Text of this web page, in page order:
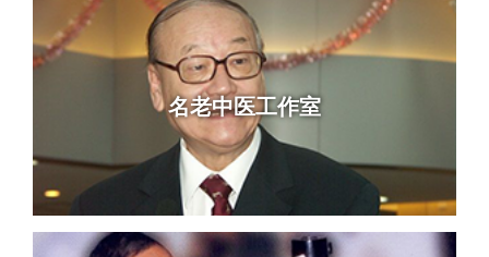
名老中医工作室